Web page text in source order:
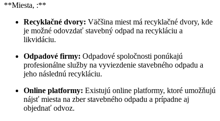
**Miesta, :**
Recyklačné dvory: Väčšina miest má recyklačné dvory, kde
je možné odovzdať stavebný odpad na recykláciu a
likvidáciu.
Odpadové firmy: Odpadové spoločnosti ponúkajú
profesionálne služby na vyviezdenie stavebného odpadu a
jeho následnú recykláciu.
Online platformy: Existujú online platformy, ktoré umožňujú
nájsť miesta na zber stavebného odpadu a prípadne aj
objednať odvoz.